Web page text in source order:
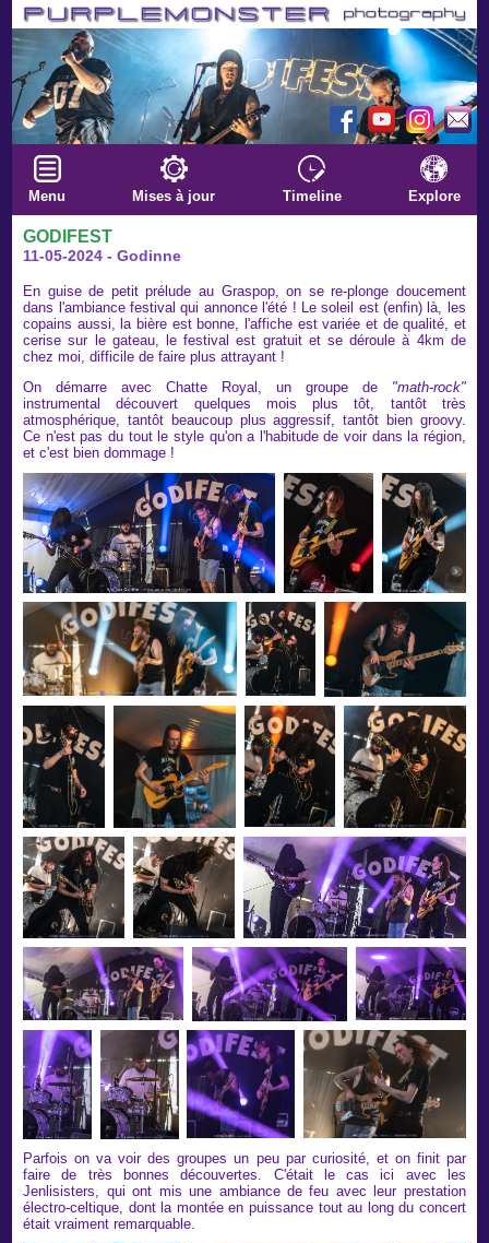
Menu Mises à jour Timeline Explore
GODIFEST
11-05-2024 - Godinne
En guise de petit prélude au Graspop, on se re-plonge doucement
dans l'ambiance festival qui annonce l'été ! Le soleil est (enfin) là, les
copains aussi, la bière est bonne, l'affiche est variée et de qualité, et
cerise sur le gateau, le festival est gratuit et se déroule à 4km de
chez moi, difficile de faire plus attrayant !
On démarre avec Chatte Royal, un groupe de "math-rock"
instrumental découvert quelques mois plus tôt, tantôt très
atmosphérique, tantôt beaucoup plus aggressif, tantôt bien groovy.
Ce n'est pas du tout le style qu'on a l'habitude de voir dans la région,
et c'est bien dommage !
Parfois on va voir des groupes un peu par curiosité, et on finit par
faire de très bonnes découvertes. C'était le cas ici avec les
Jenlisisters, qui ont mis une ambiance de feu avec leur prestation
électro-celtique, dont la montée en puissance tout au long du concert
était vraiment remarquable.